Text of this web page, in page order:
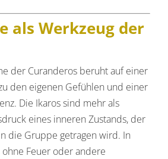
als Werkzeug der
der Curanderos beruht auf einer
den eigenen Gefühlen und einer
Die Ikaros sind mehr als
eines inneren Zustands, der
die Gruppe getragen wird. In
Feuer oder andere